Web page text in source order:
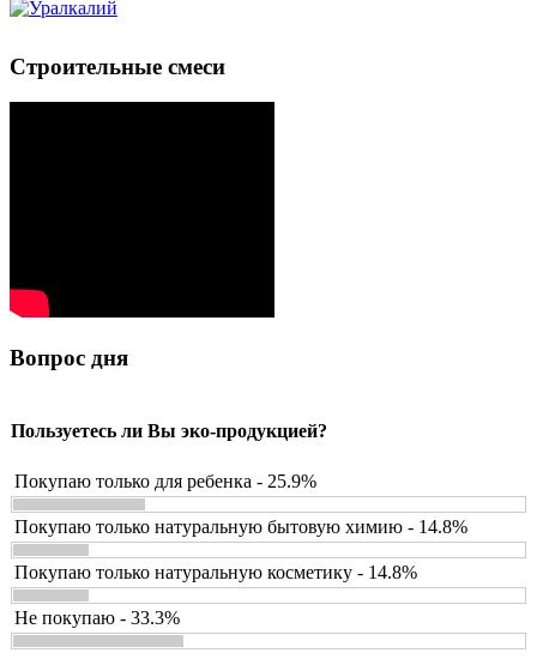
Строительные смеси
Вопрос дня
Пользуетесь ли Вы эко-продукцией?
Покупаю только для ребенка - 25.9%
Покупаю только натуральную бытовую химию - 14.8%
Покупаю только натуральную косметику - 14.8%
Не покупаю - 33.3%